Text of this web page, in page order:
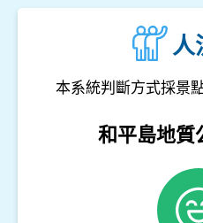
人
本系統判斷方式採景
和平島地質公園-